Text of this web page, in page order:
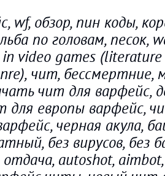
wf, обзор, пин коды,
по головам, песок,
video games
чит, бессмертние,
чит для варфейс,
для европы варфейс,
черная акула,
без вирусов, без
autoshot,